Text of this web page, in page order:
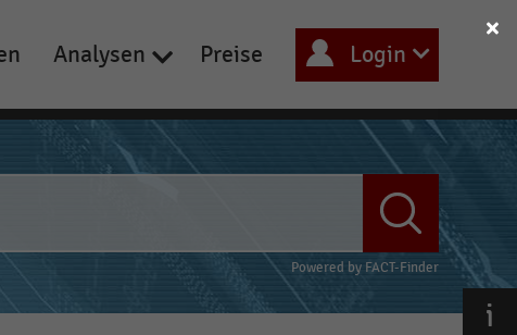
Analysen Preise Login
Powered by FACT-Finder